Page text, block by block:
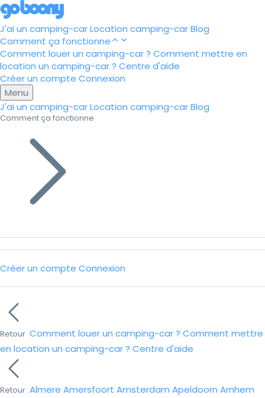
J'ai un camping-carLocation camping-carBlog
Comment ça fonctionne
Comment louer un camping-car ? Comment mettre en
location un camping-car ? Centre d'aide
Créer un compte Connexion
Menu
J'ai un camping-carLocation camping-carBlog
Comment ça fonctionne
Créer un compte Connexion
Retour Comment louer un camping-car ? Comment mettre
en location un camping-car ? Centre d'aide
Retour Almere Amersfoort Amsterdam Apeldoorn Arnhem